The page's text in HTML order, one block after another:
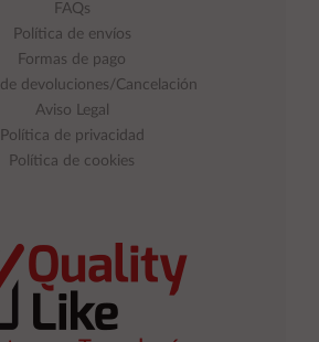
FAQs
Política de envíos
Formas de pago
devoluciones/Cancelación
Aviso Legal
Política de privacidad
Política de cookies